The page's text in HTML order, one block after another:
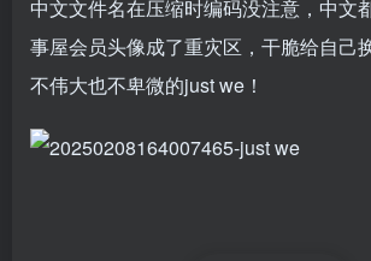
中文文件名在压缩时编码没注意，中文
事屋会员头像成了重灾区，干脆给自己
不伟大也不卑微的just we！